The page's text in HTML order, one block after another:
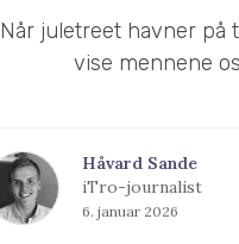
Når juletreet havner på
vise mennene
Håvard Sande
iTro-journalist
6. januar 2026